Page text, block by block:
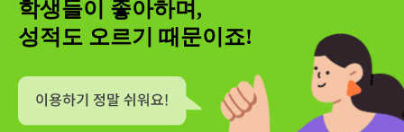
학생들이 좋아하며,
성적도 오르기 때문이죠!